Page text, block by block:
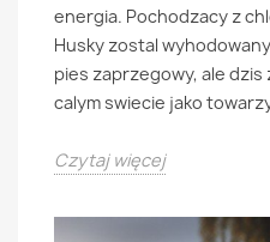
energia. Pochodzacy z
Husky zostal
pies zaprzegowy, ale
calym swiecie jako
Czytaj więcej